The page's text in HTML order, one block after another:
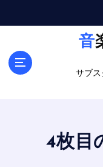
音楽を語らして
サブ
4枚目